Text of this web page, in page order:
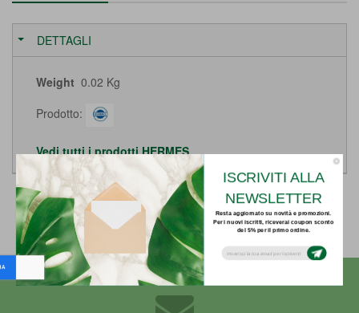
ISCRIVITI ALLA
NEWSLETTER
Resta aggiornato su novità e promozioni.
Per i nuovi iscritti, riceverai coupon sconto
del 5% per il primo ordine.
DETTAGLI
Weight 0.02 Kg
Prodotto:
Vedi tutti i prodotti HERMES
Indietro